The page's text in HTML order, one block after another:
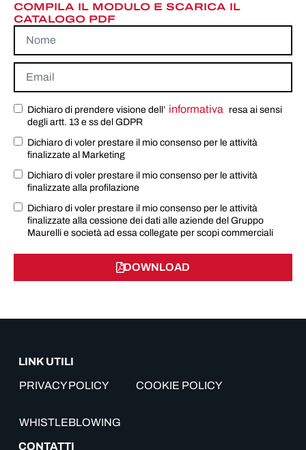
COMPILA IL MODULO E SCARICA IL
CATALOGO PDF
Dichiaro di prendere visione dell’ informativa
resa ai sensi
degli artt. 13 e ss del GDPR
Dichiaro di voler prestare il mio consenso per le attività
finalizzate al Marketing
Dichiaro di voler prestare il mio consenso per le attività
finalizzate alla profilazione
Dichiaro di voler prestare il mio consenso per le attività
finalizzate alla cessione dei dati alle aziende del Gruppo
Maurelli e società ad essa collegate per scopi commerciali
DOWNLOAD
LINK UTILI
PRIVACY POLICY COOKIE POLICY
WHISTLEBLOWING
CONTATTI